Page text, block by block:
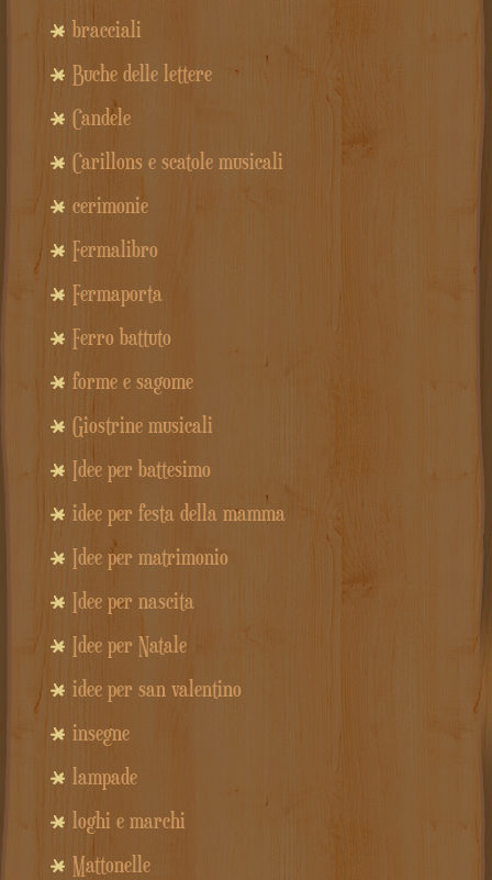
bracciali
Buche delle lettere
Candele
Carillons e scatole musicali
cerimonie
Fermalibro
Fermaporta
Ferro battuto
forme e sagome
Giostrine musicali
Idee per battesimo
idee per festa della mamma
Idee per matrimonio
Idee per nascita
Idee per Natale
idee per san valentino
insegne
lampade
loghi e marchi
Mattonelle